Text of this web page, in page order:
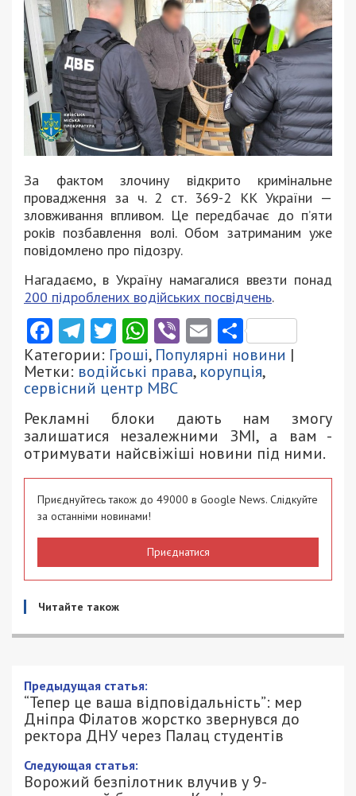
За фактом злочину відкрито кримінальне
провадження за ч. 2 ст. 369-2 КК України —
зловживання впливом. Це передбачає до п’яти
років позбавлення волі. Обом затриманим уже
повідомлено про підозру.
Нагадаємо, в Україну намагалися ввезти понад
200 підроблених водійських посвідчень.
Facebook
Telegram
Twitter
WhatsApp
ViberEmail
Категории: Гроші, Популярні новини |
Метки: водійські права, корупція,
сервісний центр МВС
Рекламні блоки дають нам змогу
залишатися незалежними ЗМІ, а вам -
отримувати найсвіжіші новини під ними.
Приєднуйтесь також до 49000 в Google News. Слідкуйте
за останніми новинами!
Приєднатися
Читайте також
Предыдущая статья:
“Тепер це ваша відповідальність”: мер
Дніпра Філатов жорстко звернувся до
ректора ДНУ через Палац студентів
Следующая статья:
Ворожий безпілотник влучив у 9-